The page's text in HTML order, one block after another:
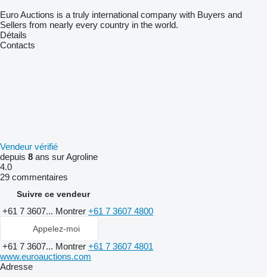
Euro Auctions is a truly international company with Buyers and
Sellers from nearly every country in the world.
Détails
Contacts
Vendeur vérifié
depuis 8 ans sur Agroline
4.0
29 commentaires
Suivre ce vendeur
+61 7 3607... Montrer +61 7 3607 4800
Appelez-moi
+61 7 3607... Montrer +61 7 3607 4801
www.euroauctions.com
Adresse